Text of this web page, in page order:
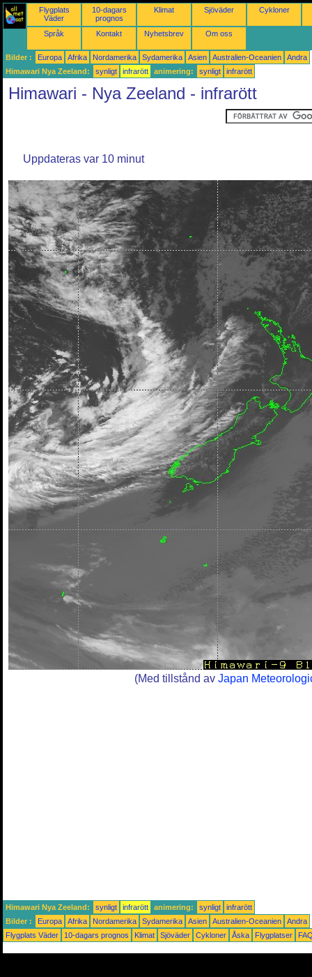
Flygplats
Väder
10-dagars
prognos
Klimat Sjöväder Cykloner
Språk Kontakt Nyhetsbrev Om oss
Bilder : Europa Afrika Nordamerika Sydamerika Asien Australien-Oceanien
Andra
Himawari Nya Zeeland:
synligt infrarött animering: synligt infrarött
Himawari - Nya Zeeland - infrarött
Uppdateras var 10 minut
(Med tillstånd av Japan
Himawari Nya Zeeland: synligt infrarött animering: synligt
infrarött
Bilder :
Europa Afrika Nordamerika Sydamerika Asien Australien-Oceanien
Andra
Flygplats Väder
10-dagars prognos Klimat Sjöväder Cykloner Åska Flygplatser